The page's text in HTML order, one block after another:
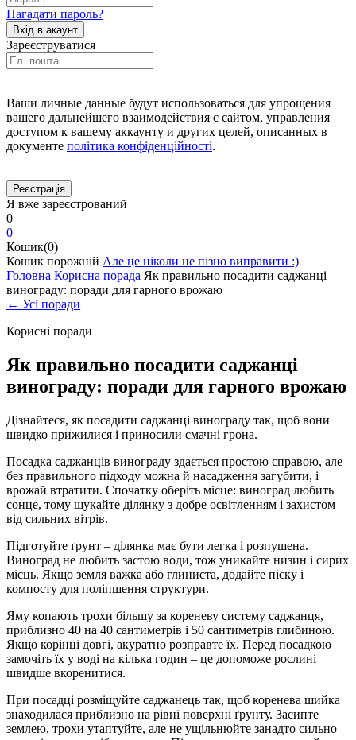
Нагадати пароль?
Зареєструватися
Ваши личные данные будут использоваться для упрощения
вашего дальнейшего взаимодействия с сайтом, управления
доступом к вашему аккаунту и других целей, описанных в
документе політика конфіденційності.
Я вже зареєстрований
0
0
Кошик(0)
Кошик порожній Але це ніколи не пізно виправити :)
Головна Корисна порада Як правильно посадити саджанці
винограду: поради для гарного врожаю
← Усі поради
Корисні поради
Як правильно посадити саджанці
винограду: поради для гарного врожаю
Дізнайтеся, як посадити саджанці винограду так, щоб вони
швидко прижилися і приносили смачні грона.
Посадка саджанців винограду здається простою справою, але
без правильного підходу можна й насадження загубити, і
врожай втратити. Спочатку оберіть місце: виноград любить
сонце, тому шукайте ділянку з добре освітленням і захистом
від сильних вітрів.
Підготуйте ґрунт – ділянка має бути легка і розпушена.
Виноград не любить застою води, тож уникайте низин і сирих
місць. Якщо земля важка або глиниста, додайте піску і
компосту для поліпшення структури.
Яму копають трохи більшу за кореневу систему саджанця,
приблизно 40 на 40 сантиметрів і 50 сантиметрів глибиною.
Якщо корінці довгі, акуратно розправте їх. Перед посадкою
замочіть їх у воді на кілька годин – це допоможе рослині
швидше вкоренитися.
При посадці розміщуйте саджанець так, щоб коренева шийка
знаходилася приблизно на рівні поверхні ґрунту. Засипте
землею, трохи утаптуйте, але не ущільнюйте занадто сильно